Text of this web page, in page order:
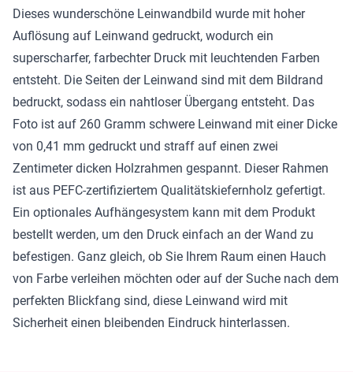
Dieses wunderschöne Leinwandbild wurde mit hoher
Auflösung auf Leinwand gedruckt, wodurch ein
superscharfer, farbechter Druck mit leuchtenden Farben
entsteht. Die Seiten der Leinwand sind mit dem Bildrand
bedruckt, sodass ein nahtloser Übergang entsteht. Das
Foto ist auf 260 Gramm schwere Leinwand mit einer Dicke
von 0,41 mm gedruckt und straff auf einen zwei
Zentimeter dicken Holzrahmen gespannt. Dieser Rahmen
ist aus PEFC-zertifiziertem Qualitätskiefernholz gefertigt.
Ein optionales Aufhängesystem kann mit dem Produkt
bestellt werden, um den Druck einfach an der Wand zu
befestigen. Ganz gleich, ob Sie Ihrem Raum einen Hauch
von Farbe verleihen möchten oder auf der Suche nach dem
perfekten Blickfang sind, diese Leinwand wird mit
Sicherheit einen bleibenden Eindruck hinterlassen.